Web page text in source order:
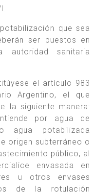
que sea
ser puestos en
autoridad sanitaria
el artículo 983
Argentino, el que
la siguiente manera:
por agua de
agua potabilizada
origen subterráneo o
público, al
envasada en
u otros envases
de la rotulación